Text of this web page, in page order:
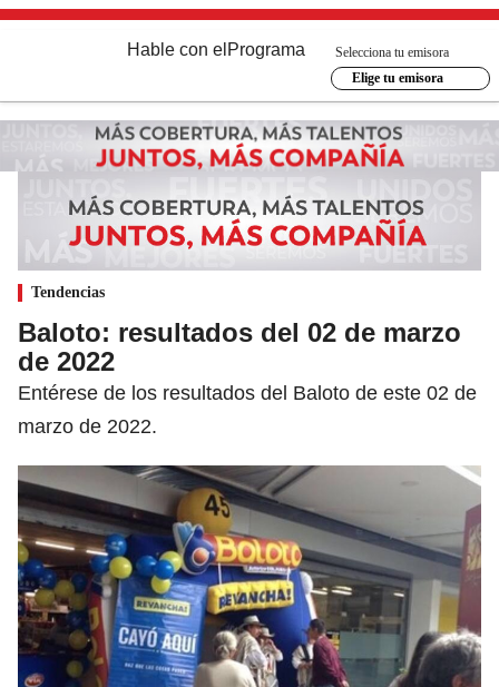
Hable con el Programa
Selecciona tu emisora
Elige tu emisora
Tendencias
Baloto: resultados del 02 de marzo
de 2022
Entérese de los resultados del Baloto de este 02 de
marzo de 2022.